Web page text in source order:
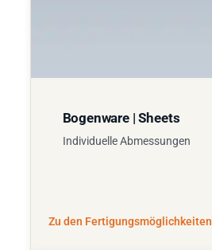
Bogenware | Sheets
Individuelle Abmessungen
Zu den Fertigungsmöglichkeiten